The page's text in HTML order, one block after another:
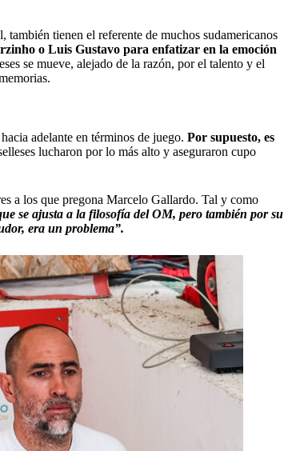
tienen el referente de muchos sudamericanos
o Luis Gustavo para enfatizar en la emoción
se mueve, alejado de la razón, por el talento y el
adelante en términos de juego. Por supuesto, es
lucharon por lo más alto y aseguraron cupo
a los que pregona Marcelo Gallardo. Tal y como
se ajusta a la filosofía del OM, pero también por su
era un problema”.